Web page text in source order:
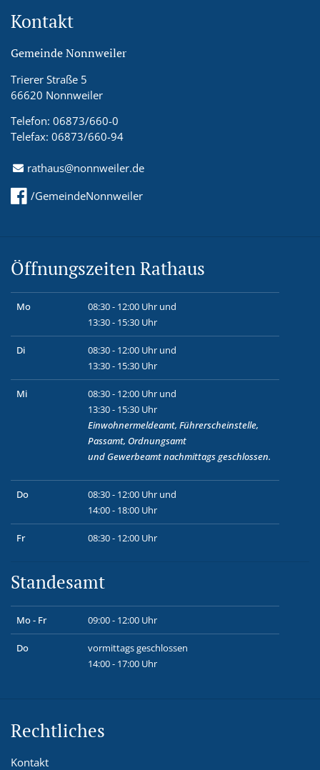
Kontakt
Gemeinde Nonnweiler
Trierer Straße 5
66620 Nonnweiler
Telefon: 06873/660-0
Telefax: 06873/660-94
rathaus@nonnweiler.de
/GemeindeNonnweiler
Öffnungszeiten Rathaus
Mo
08:30 - 12:00 Uhr und
13:30 - 15:30 Uhr
Di
08:30 - 12:00 Uhr und
13:30 - 15:30 Uhr
Mi
08:30 - 12:00 Uhr und
13:30 - 15:30 Uhr
Einwohnermeldeamt, Führerscheinstelle,
Passamt, Ordnungsamt
und Gewerbeamtnachmittags geschlossen.
Do
08:30 - 12:00 Uhr und
14:00 - 18:00 Uhr
Fr 08:30 - 12:00 Uhr
Standesamt
Mo - Fr 09:00 - 12:00 Uhr
Do
vormittags geschlossen
14:00 - 17:00 Uhr
Rechtliches
Kontakt